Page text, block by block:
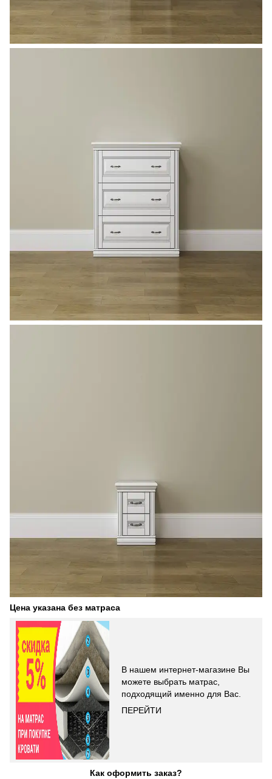
Цена указана без матраса
В нашем интернет-магазине Вы
можете выбрать матрас,
подходящий именно для Вас.
ПЕРЕЙТИ
Как оформить заказ?